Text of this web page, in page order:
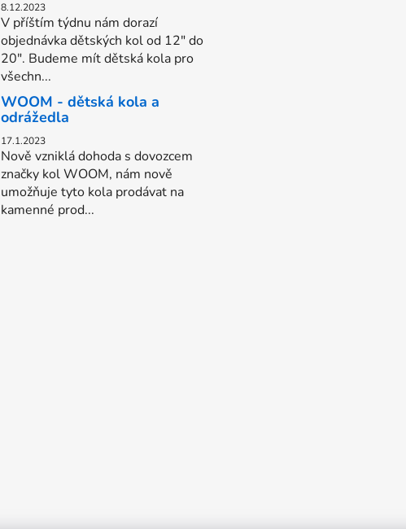
8.12.2023
V příštím týdnu nám dorazí
objednávka dětských kol od 12" do
20". Budeme mít dětská kola pro
všechn...
WOOM - dětská kola a
odrážedla
17.1.2023
Nově vzniklá dohoda s dovozcem
značky kol WOOM, nám nově
umožňuje tyto kola prodávat na
kamenné prod...